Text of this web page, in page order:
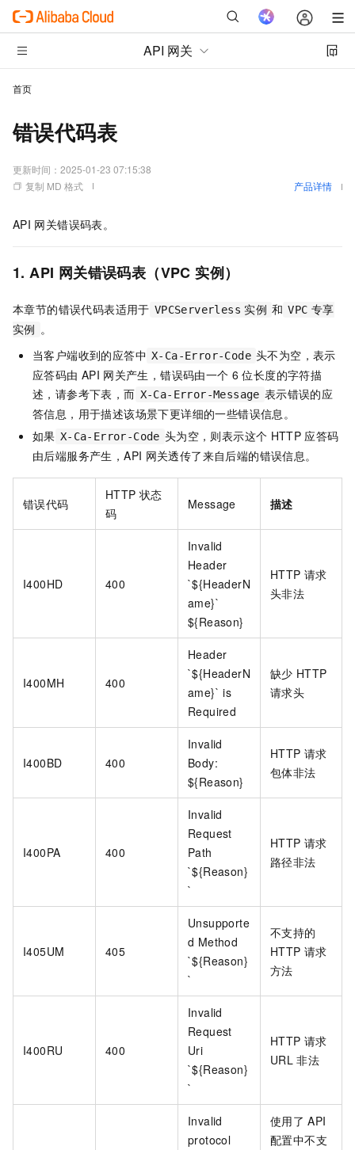
API 网关
首页
错误代码表
更新时间： 2025-01-23 07:15:38
复制 MD 格式
产品详情
API 网关错误码表。
1. API 网关错误码表（VPC 实例）
本章节的错误代码表适用于 VPCServerless 实例 和 VPC 专享
实例
。
当客户端收到的应答中 X-Ca-Error-Code 头不为空，表示
应答码由 API 网关产生，错误码由一个 6 位长度的字符描
述，请参考下表，而 X-Ca-Error-Message 表示错误的应
答信息，用于描述该场景下更详细的一些错误信息。
如果 X-Ca-Error-Code 头为空，则表示这个 HTTP 应答码
由后端服务产生，API 网关透传了来自后端的错误信息。
错误代码
HTTP 状态
码
Message 描述
I400HD 400
Invalid
Header
`${HeaderN
ame}`
${Reason}
HTTP 请求
头非法
I400MH 400
Header
`${HeaderN
ame}` is
Required
缺少 HTTP
请求头
I400BD 400
Invalid
Body:
${Reason}
HTTP 请求
包体非法
I400PA 400
Invalid
Request
Path
`${Reason}
`
HTTP 请求
路径非法
I405UM 405
Unsupporte
d Method
`${Reason}
`
不支持的
HTTP 请求
方法
I400RU 400
Invalid
Request
Uri
`${Reason}
`
HTTP 请求
URL 非法
Invalid
protocol
使用了 API
配置中不支